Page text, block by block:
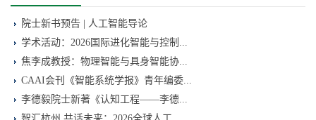
院士新书预告 | 人工智能导论
学术活动：2026国际进化智能与控制...
焦李成教授：物理智能与具身智能协...
CAAI会刊《智能系统学报》青年编委...
李德毅院士新著《认知工程——李德...